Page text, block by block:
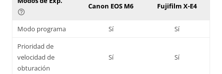
help_outline
Canon EOS M6 Fujifilm X-E4
Modo programa Sí
Sí
Prioridad de
velocidad de
obturación
Sí Sí